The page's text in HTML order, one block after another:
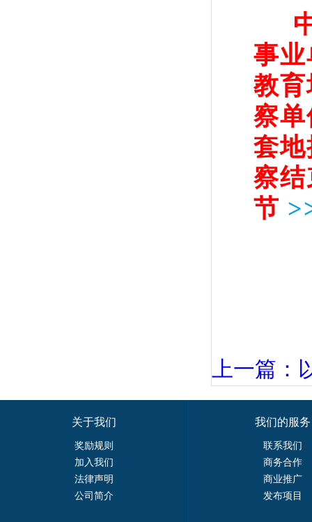
事
教
察
套
察
节
上一篇：
关于我们
奖励规则
加入我们
法律声明
公司简介
我们的服务
联系我们
商务合作
商业推广
发布项目